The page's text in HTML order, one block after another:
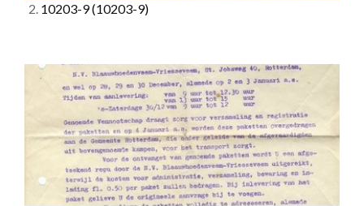
2. 10203-9(10203-9)